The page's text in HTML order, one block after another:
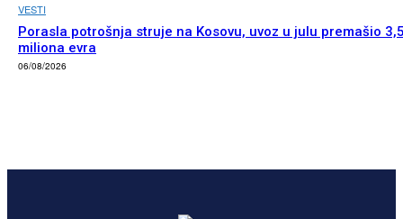
VESTI
Porasla potrošnja struje na Kosovu, uvoz u julu premašio
miliona evra
06/08/2026